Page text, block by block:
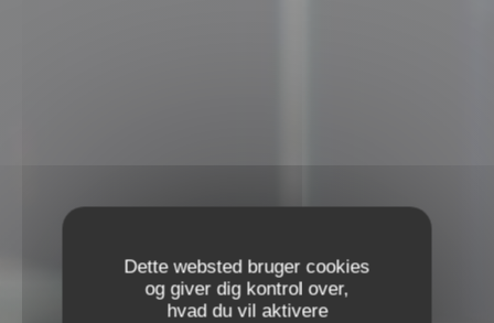
Dette websted bruger cookies
og giver dig kontrol over,
hvad du vil aktivere